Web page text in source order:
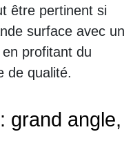
être pertinent si
surface avec un
profitant du
de qualité.
grand angle,